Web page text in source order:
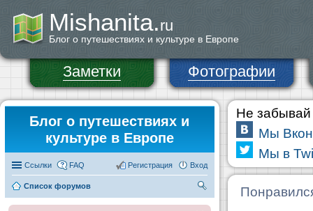
Mishanita.ru
Блог о путешествиях и культуре в Европе
Заметки Фотографии
Блог о путешествиях и
культуре в Европе
Ссылки FAQ Вход
Регистрация
Список форумов
Не забывай
Мы
Мы в